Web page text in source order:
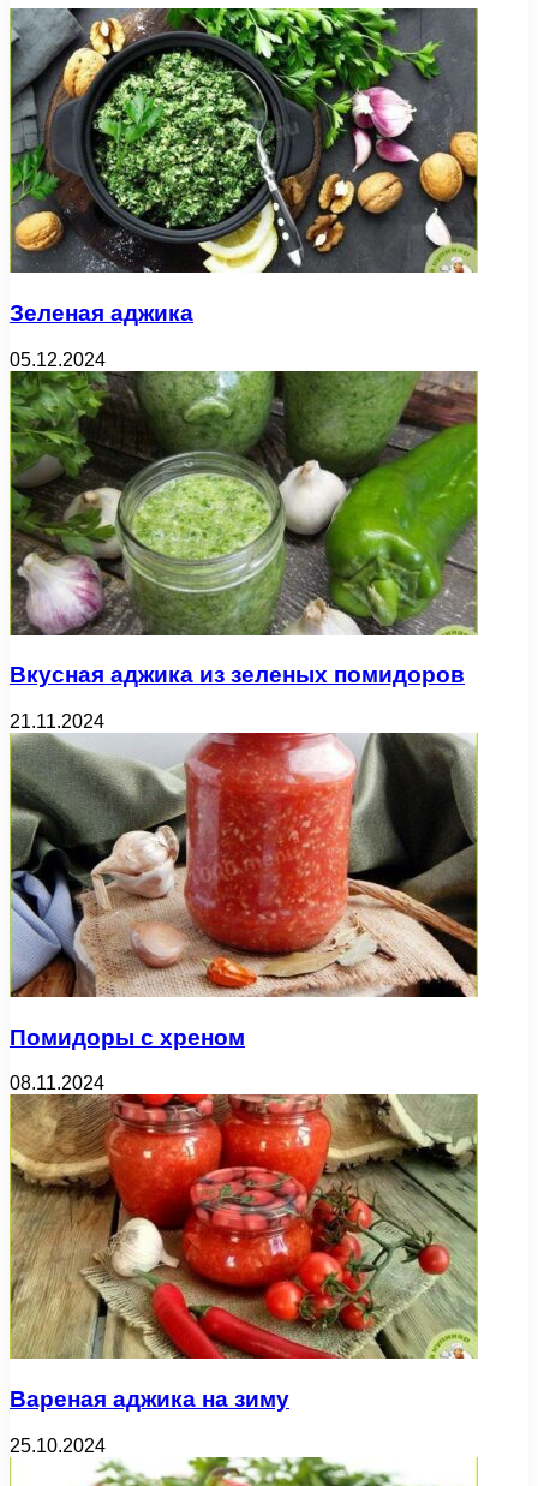
Зеленая аджика
05.12.2024
Вкусная аджика из зеленых помидоров
21.11.2024
Помидоры с хреном
08.11.2024
Вареная аджика на зиму
25.10.2024